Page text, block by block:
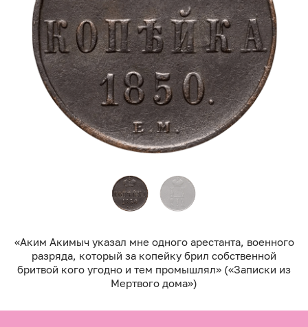
«Аким Акимыч указал мне одного арестанта, военного
разряда, который за копейку брил собственной
бритвой кого угодно и тем промышлял» («Записки из
Мертвого дома»)